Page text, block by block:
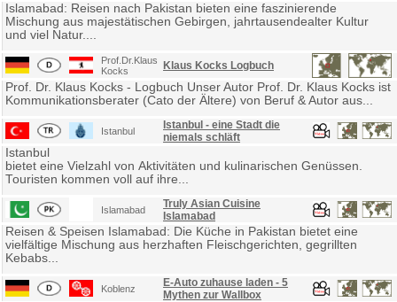
Islamabad: Reisen nach Pakistan bieten eine faszinierende
Mischung aus majestätischen Gebirgen, jahrtausendealter Kultur
und viel Natur....
Prof.Dr.Klaus
Kocks
Klaus Kocks Logbuch
Prof. Dr. Klaus Kocks - Logbuch Unser Autor Prof. Dr. Klaus Kocks ist
Kommunikationsberater (Cato der Ältere) von Beruf & Autor aus...
Istanbul
Istanbul - eine Stadt die
niemals schläft
Istanbul
bietet eine Vielzahl von Aktivitäten und kulinarischen Genüssen.
Touristen kommen voll auf ihre...
Islamabad
Truly Asian Cuisine
Islamabad
Reisen & Speisen Islamabad: Die Küche in Pakistan bietet eine
vielfältige Mischung aus herzhaften Fleischgerichten, gegrillten
Kebabs...
Koblenz
E-Auto zuhause laden - 5
Mythen zur Wallbox